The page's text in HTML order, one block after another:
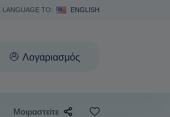
LANGUAGE TO: ENGLISH
Λογαριασμός
Μοιραστείτε